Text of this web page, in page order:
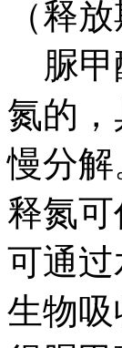
（释
脲甲
氮的
慢分
释氮
可通
生物